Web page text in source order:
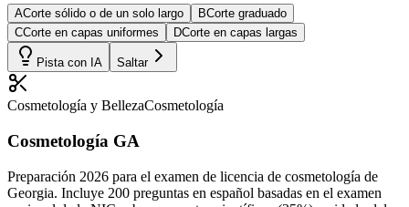
ACorte sólido o de un solo largo BCorte graduado
CCorte en capas uniformes DCorte en capas largas
Pista con IA Saltar
Cosmetología y BellezaCosmetología
Cosmetología GA
Preparación 2026 para el examen de licencia de cosmetología de
Georgia. Incluye 200 preguntas en español basadas en el examen